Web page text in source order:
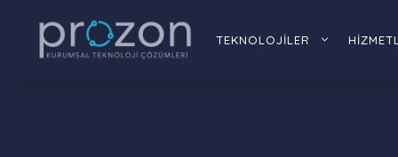
TEKNOLOJİLER